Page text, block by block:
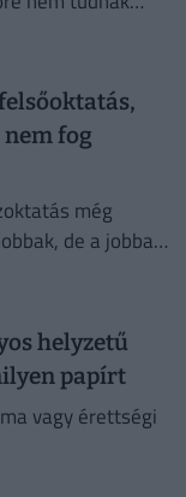
fog
még
de a jobbak
helyzetű
papírt
vagy érettségi